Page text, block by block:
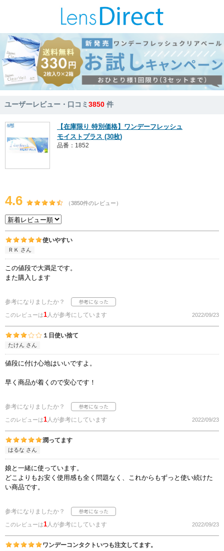
ユーザーレビュー・口コミ3850 件
【在庫限り 特別価格】ワンデーフレッシュ
モイストプラス (30枚)
品番：1852
4.6 （3850件のレビュー）
使いやすい
ＲＫ さん
この値段で大満足です。
また購入します
参考になりましたか？
このレビューは1人が参考にしています 2022/09/23
１日使い捨て
たけん さん
値段に付け心地はいいですよ。
早く商品が着くので安心です！
参考になりましたか？
このレビューは1人が参考にしています 2022/09/23
潤ってます
はるな さん
娘と一緒に使っています。
どこよりもお安く使用感も全く問題なく、これからもずっと使い続けた
い商品です。
参考になりましたか？
このレビューは1人が参考にしています 2022/09/23
ワンデーコンタクトいつも注文してます。